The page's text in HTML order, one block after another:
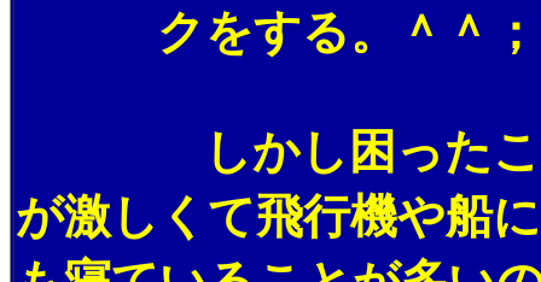
クをする。＾＾；
しかし困ったこと
が激しくて飛行機や船